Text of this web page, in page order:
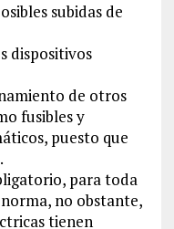
subidas de
dispositivos
de otros
fusibles y
puesto que
para toda
no obstante,
tienen